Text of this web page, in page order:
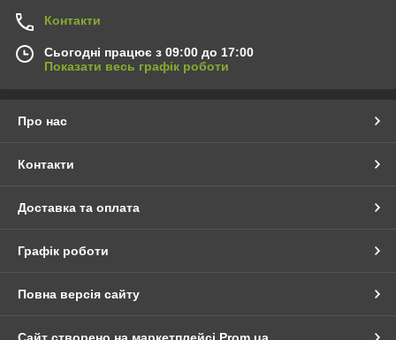
Контакти
Сьогодні працює з 09:00 до 17:00
Показати весь графік роботи
Про нас
Контакти
Доставка та оплата
Графік роботи
Повна версія сайту